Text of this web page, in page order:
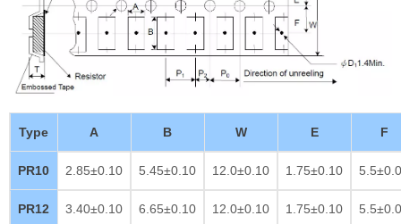
Type A B W E F
PR10 2.85±0.10 5.45±0.10 12.0±0.10 1.75±0.10
PR12 3.40±0.10 6.65±0.10 12.0±0.10 1.75±0.10